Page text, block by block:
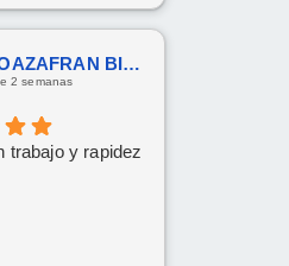
BIOAZAFRAN BIOAZAFRAN
2 semanas
trabajo y rapidez